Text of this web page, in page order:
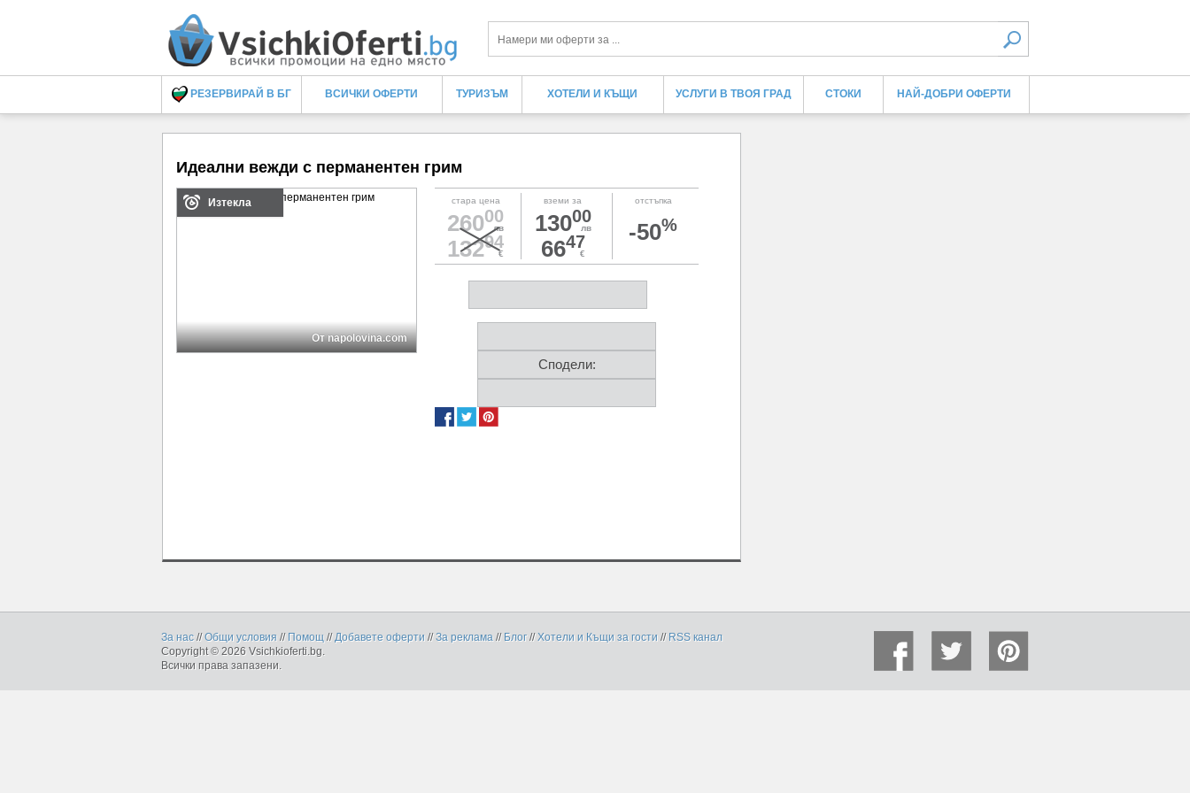
Търси
РЕЗЕРВИРАЙ В БГ ВСИЧКИ ОФЕРТИ ТУРИЗЪМ ХОТЕЛИ И КЪЩИ УСЛУГИ В ТВОЯ ГРАД СТОКИ НАЙ-ДОБРИ ОФЕРТИ
Идеални вежди с перманентен грим
Изтекла
От napolovina.com
стара цена
26000
лв
13294
€
вземи за
13000
лв
6647
€
отстъпка
-50%
Сподели:
За нас //Общи условия // Помощ //Добавете оферти //За реклама // Блог //Хотели и Къщи за гости // RSS канал
Copyright © 2026 Vsichkioferti.bg.
Всички права запазени.